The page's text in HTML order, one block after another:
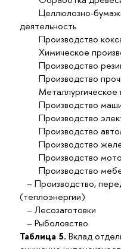
Целлюлозно-
деятельность
Производство
Химическое
Производство
Производство
Металлургическое
Производство
Производство
Производство
Производство
Производство
Производство
– Производство,
(теплоэнергии)
– Лесозаготовки
– Рыболовство
Таблица 5. Вклад